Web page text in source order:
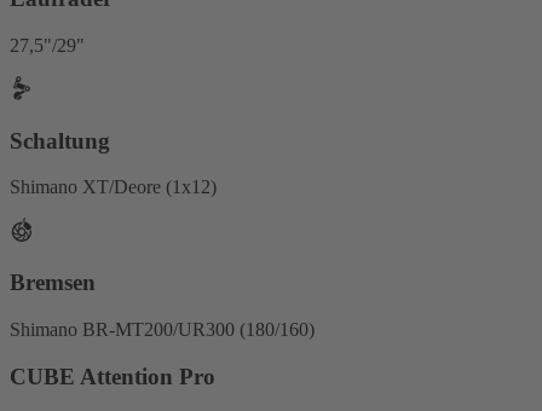
27,5"/29"
Schaltung
Shimano XT/Deore (1x12)
Bremsen
Shimano BR-MT200/UR300 (180/160)
CUBE Attention Pro